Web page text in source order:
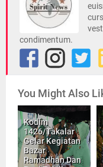
condimentum.
You Might Also
Kodim
1426/Takalar
Gelar Kegiatan
Bazar
Ramadhan Dan